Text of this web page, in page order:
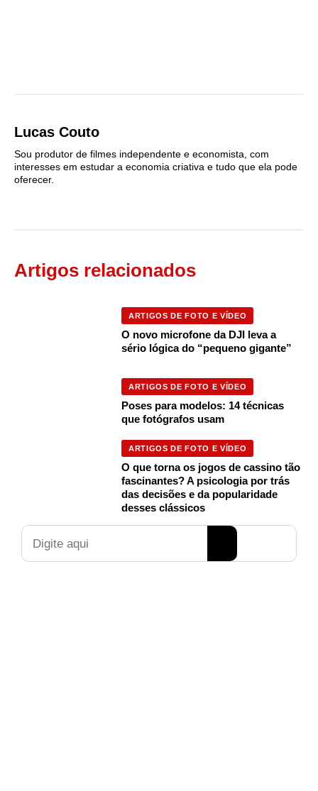
Lucas Couto
Sou produtor de filmes independente e economista, com
interesses em estudar a economia criativa e tudo que ela pode
oferecer.
Artigos relacionados
ARTIGOS DE FOTO E VÍDEO
O novo microfone da DJI leva a
sério lógica do “pequeno gigante”
ARTIGOS DE FOTO E VÍDEO
Poses para modelos: 14 técnicas
que fotógrafos usam
ARTIGOS DE FOTO E VÍDEO
O que torna os jogos de cassino tão
fascinantes? A psicologia por trás
das decisões e da popularidade
desses clássicos
Pesquisar